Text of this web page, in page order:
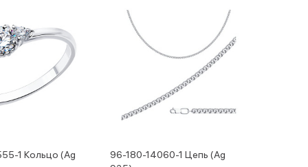
1 Кольцо (Ag
96-180-14060-1 Цепь (Ag